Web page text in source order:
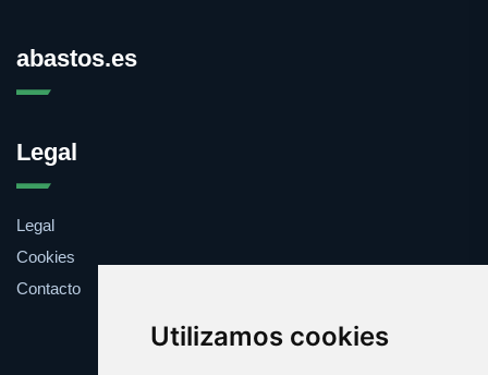
Utilizamos cookies
abastos.es
Legal
Legal
Cookies
Contacto